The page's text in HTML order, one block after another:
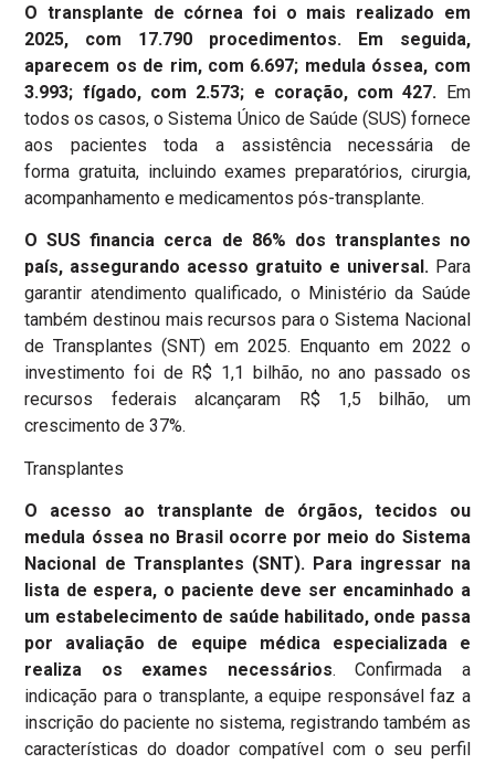
O transplante de córnea foi o mais realizado em
2025, com 17.790 procedimentos. Em seguida,
aparecem os de rim, com 6.697; medula óssea, com
3.993; fígado, com 2.573; e coração, com 427. Em
todos os casos, o Sistema Único de Saúde (SUS) fornece
aos pacientes toda a assistência necessária de
forma gratuita, incluindo exames preparatórios, cirurgia,
acompanhamento e medicamentos pós-transplante.
O SUS financia cerca de 86% dos transplantes no
país, assegurando acesso gratuito e universal.Para
garantir atendimento qualificado, o Ministério da Saúde
também destinou mais recursos para o Sistema Nacional
de Transplantes (SNT) em 2025. Enquanto em 2022 o
investimento foi de R$ 1,1 bilhão, no ano passado os
recursos federais alcançaram R$ 1,5 bilhão, um
crescimento de 37%.
Transplantes
O acesso ao transplante de órgãos, tecidos ou
medula óssea no Brasil ocorre por meio do Sistema
Nacional de Transplantes (SNT). Para ingressar na
lista de espera, o paciente deve ser encaminhado a
um estabelecimento de saúde habilitado, onde passa
por avaliação de equipe médica especializada e
realiza os exames necessários. Confirmada a
indicação para o transplante, a equipe responsável faz a
inscrição do paciente no sistema, registrando também as
características do doador compatível com o seu perfil